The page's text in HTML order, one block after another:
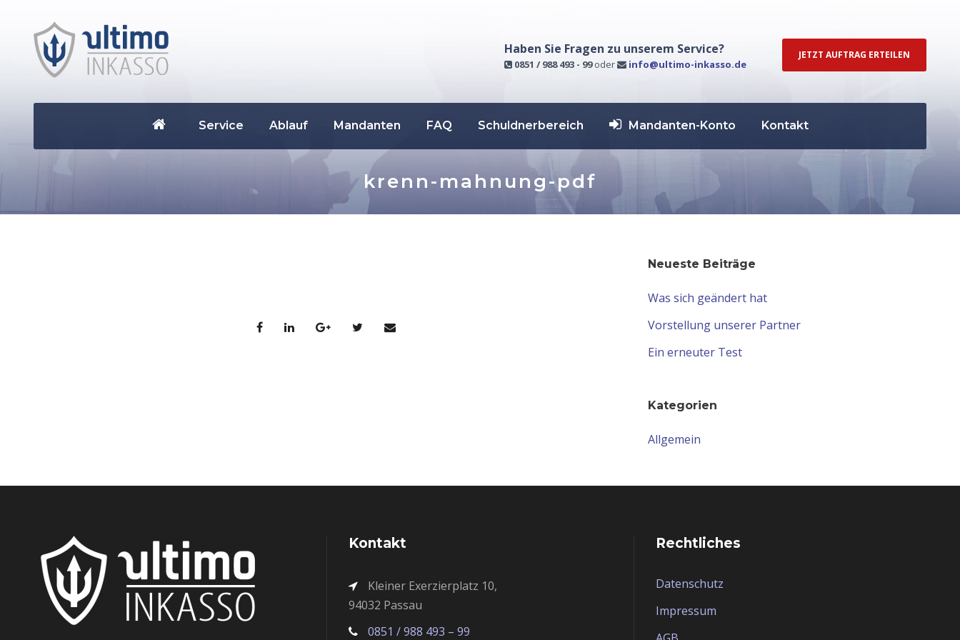
Haben Sie Fragen zu unserem Service?
0851 / 988 493 - 99oder info@ultimo-inkasso.de
JETZT AUFTRAG ERTEILEN
Service Ablauf Mandanten FAQ Schuldnerbereich Mandanten-Konto Kontakt
krenn-mahnung-pdf
Neueste Beiträge
Was sich geändert hat
Vorstellung unserer Partner
Ein erneuter Test
Kategorien
Allgemein
Kontakt
Kleiner Exerzierplatz 10,
94032 Passau
0851 / 988 493 – 99
Rechtliches
Datenschutz
Impressum